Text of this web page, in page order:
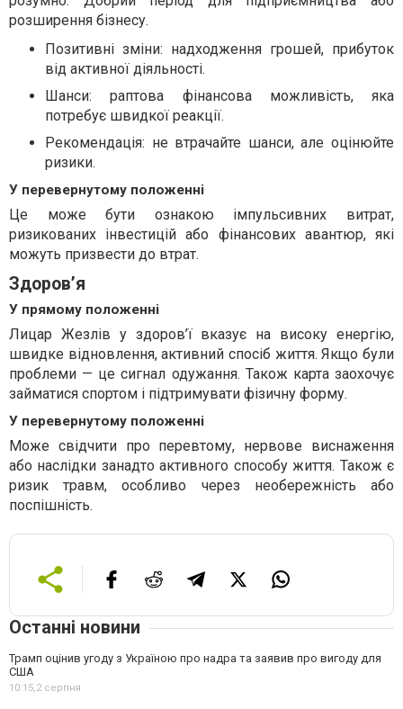
розширення бізнесу.
Позитивні зміни: надходження грошей, прибуток
від активної діяльності.
Шанси: раптова фінансова можливість, яка
потребує швидкої реакції.
Рекомендація: не втрачайте шанси, але оцінюйте
ризики.
У перевернутому положенні
Це може бути ознакою імпульсивних витрат,
ризикованих інвестицій або фінансових авантюр, які
можуть призвести до втрат.
Здоров’я
У прямому положенні
Лицар Жезлів у здоров’ї вказує на високу енергію,
швидке відновлення, активний спосіб життя. Якщо були
проблеми — це сигнал одужання. Також карта заохочує
займатися спортом і підтримувати фізичну форму.
У перевернутому положенні
Може свідчити про перевтому, нервове виснаження
або наслідки занадто активного способу життя. Також є
ризик травм, особливо через необережність або
поспішність.
Останні новини
Трамп оцінив угоду з Україною про надра та заявив про вигоду для
США
10:15,2 серпня